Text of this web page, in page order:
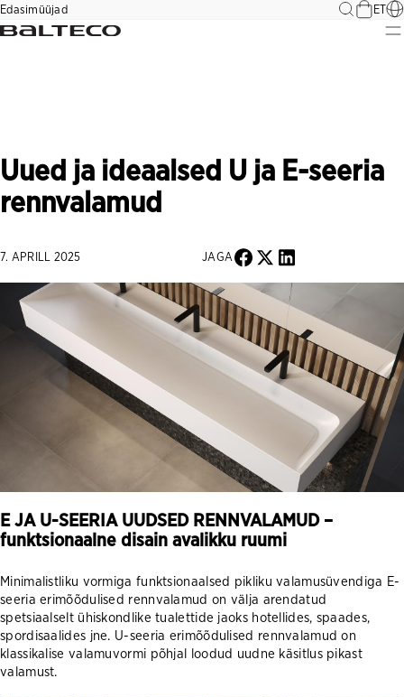
Liigu
sisu
Edasimüüjad ET
7. APRILL 2025
Uued ja ideaalsed U ja E-seeria
rennvalamud
JAGA
E JA U-SEERIA UUDSED RENNVALAMUD –
funktsionaalne disain avalikku ruumi
Minimalistliku vormiga funktsionaalsed pikliku valamusüvendiga E-
seeria erimõõdulised rennvalamud on välja arendatud
spetsiaalselt ühiskondlike tualettide jaoks hotellides, spaades,
spordisaalides jne. U-seeria erimõõdulised rennvalamud on
klassikalise valamuvormi põhjal loodud uudne käsitlus pikast
valamust.